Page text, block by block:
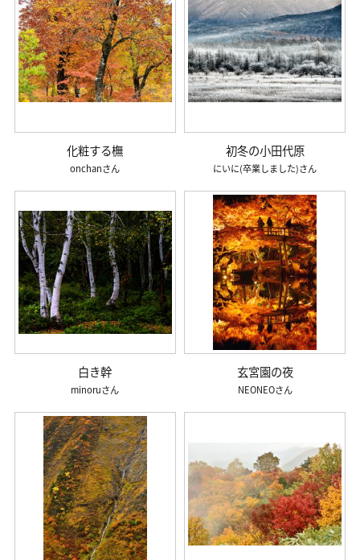
化粧する橅
onchan
初冬の小田代原
にいに(卒業しました)
白き幹
minoru
玄宮園の夜
NEONEO